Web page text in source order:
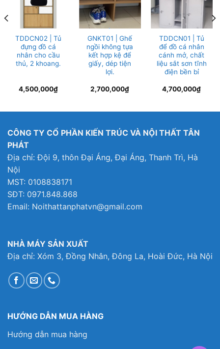
TDDCN02 | Tủ
đựng đồ cá
nhân cho cầu
thủ, 2 khoang.
4,500,000₫
GNKT01 | Ghế
ngồi không tựa
kết hợp kệ để
giấy, dép tiện
lợi.
2,700,000₫
TDDCN01 | Tủ
để đồ cá nhân
cánh mở, chất
liệu sắt sơn tĩnh
điện bền bỉ
4,700,000₫
CÔNG TY CỔ PHẦN KIẾN TRÚC VÀ NỘI THẤT TÂN
PHÁT
Địa chỉ: Đội 9, thôn Đại Áng, Đại Áng, Thanh Trì, Hà
Nội
MST: 0108838171
SĐT: 0971.848.868
Email: Noithattanphatvn@gmail.com
NHÀ MÁY SẢN XUẤT
Địa chỉ: Xóm 3, Đồng Nhân, Đông La, Hoài Đức, Hà Nội
HƯỚNG DẪN MUA HÀNG
Hướng dẫn mua hàng